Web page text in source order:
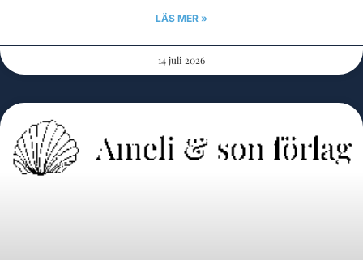
LÄS MER »
14 juli 2026